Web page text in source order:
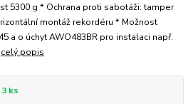
5300 g * Ochrana proti sabotáži: tamper
montáž rekordéru * Možnost
a o úchyt AWO483BR pro instalaci např.
celý popis
ks